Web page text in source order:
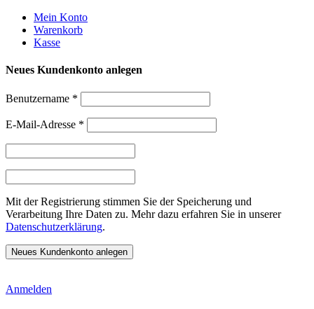
Weiter
zum
Inhalt
Mein Konto
Warenkorb
Kasse
Neues Kundenkonto anlegen
Benutzername *
E-Mail-Adresse *
Mit der Registrierung stimmen Sie der Speicherung und
Verarbeitung Ihre Daten zu. Mehr dazu erfahren Sie in unserer
Datenschutzerklärung.
Anmelden